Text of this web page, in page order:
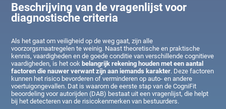
Beschrijving van de vragenlijst voor
diagnostische criteria
Als het gaat om veiligheid op de weg gaat, zijn alle
voorzorgsmaatregelen te weinig. Naast theoretische en praktische
kennis, vaardigheden en de goede conditie van verschillende cognitieve
vaardigheden, is het ook belangrijk rekening houden met een aantal
factoren die nauwer verwant zijn aan iemands karakter. Deze factoren
kunnen het risico bevorderen of verminderen op auto- en andere
voertuigongevallen. Dat is waarom de eerste stap van de CogniFit
beoordeling voor autorijden (DAB) bestaat uit een vragenlijst, die helpt
bij het detecteren van de risicokenmerken van bestuurders.